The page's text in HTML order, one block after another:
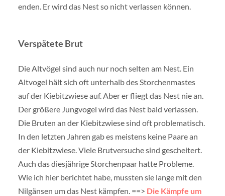
enden. Er wird das Nest so nicht verlassen können.
Verspätete Brut
Die Altvögel sind auch nur noch selten am Nest. Ein
Altvogel hält sich oft unterhalb des Storchenmastes
auf der Kiebitzwiese auf. Aber er fliegt das Nest nie an.
Der größere Jungvogel wird das Nest bald verlassen.
Die Bruten an der Kiebitzwiese sind oft problematisch.
In den letzten Jahren gab es meistens keine Paare an
der Kiebitzwiese. Viele Brutversuche sind gescheitert.
Auch das diesjährige Storchenpaar hatte Probleme.
Wie ich hier berichtet habe, mussten sie lange mit den
Nilgänsen um das Nest kämpfen. ==> Die Kämpfe um